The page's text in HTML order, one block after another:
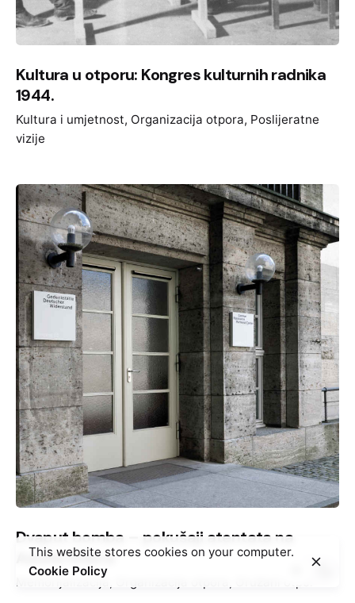
Kultura u otporu: Kongres kulturnih radnika
1944.
Kultura i umjetnost Organizacija otpora Poslijeratne
vizije
Dvaput bomba – pokušaji atentata na
Adolfa Hitlera
Memorijalizacija
This website stores cookies on your computer.
Cookie Policy